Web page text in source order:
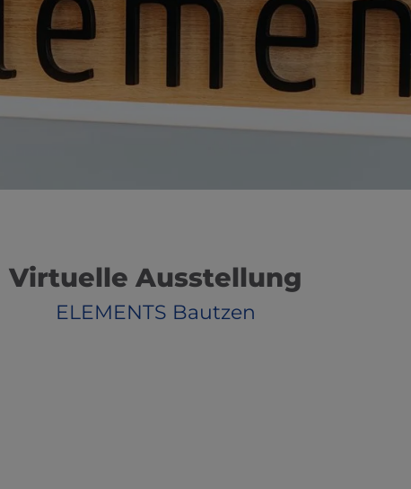
Virtuelle Ausstellung
ELEMENTS Bautzen